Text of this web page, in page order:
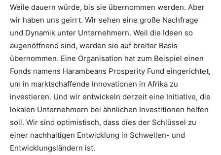
Weile dauern würde, bis sie übernommen werden. Aber
wir haben uns geirrt. Wir sehen eine große Nachfrage
und Dynamik unter Unternehmern. Weil die Ideen so
augenöffnend sind, werden sie auf breiter Basis
übernommen. Eine Organisation hat zum Beispiel einen
Fonds namens Harambeans Prosperity Fund eingerichtet,
um in marktschaffende Innovationen in Afrika zu
investieren. Und wir entwickeln derzeit eine Initiative, die
lokalen Unternehmern bei ähnlichen Investitionen helfen
soll. Wir sind optimistisch, dass dies der Schlüssel zu
einer nachhaltigen Entwicklung in Schwellen- und
Entwicklungsländern ist.